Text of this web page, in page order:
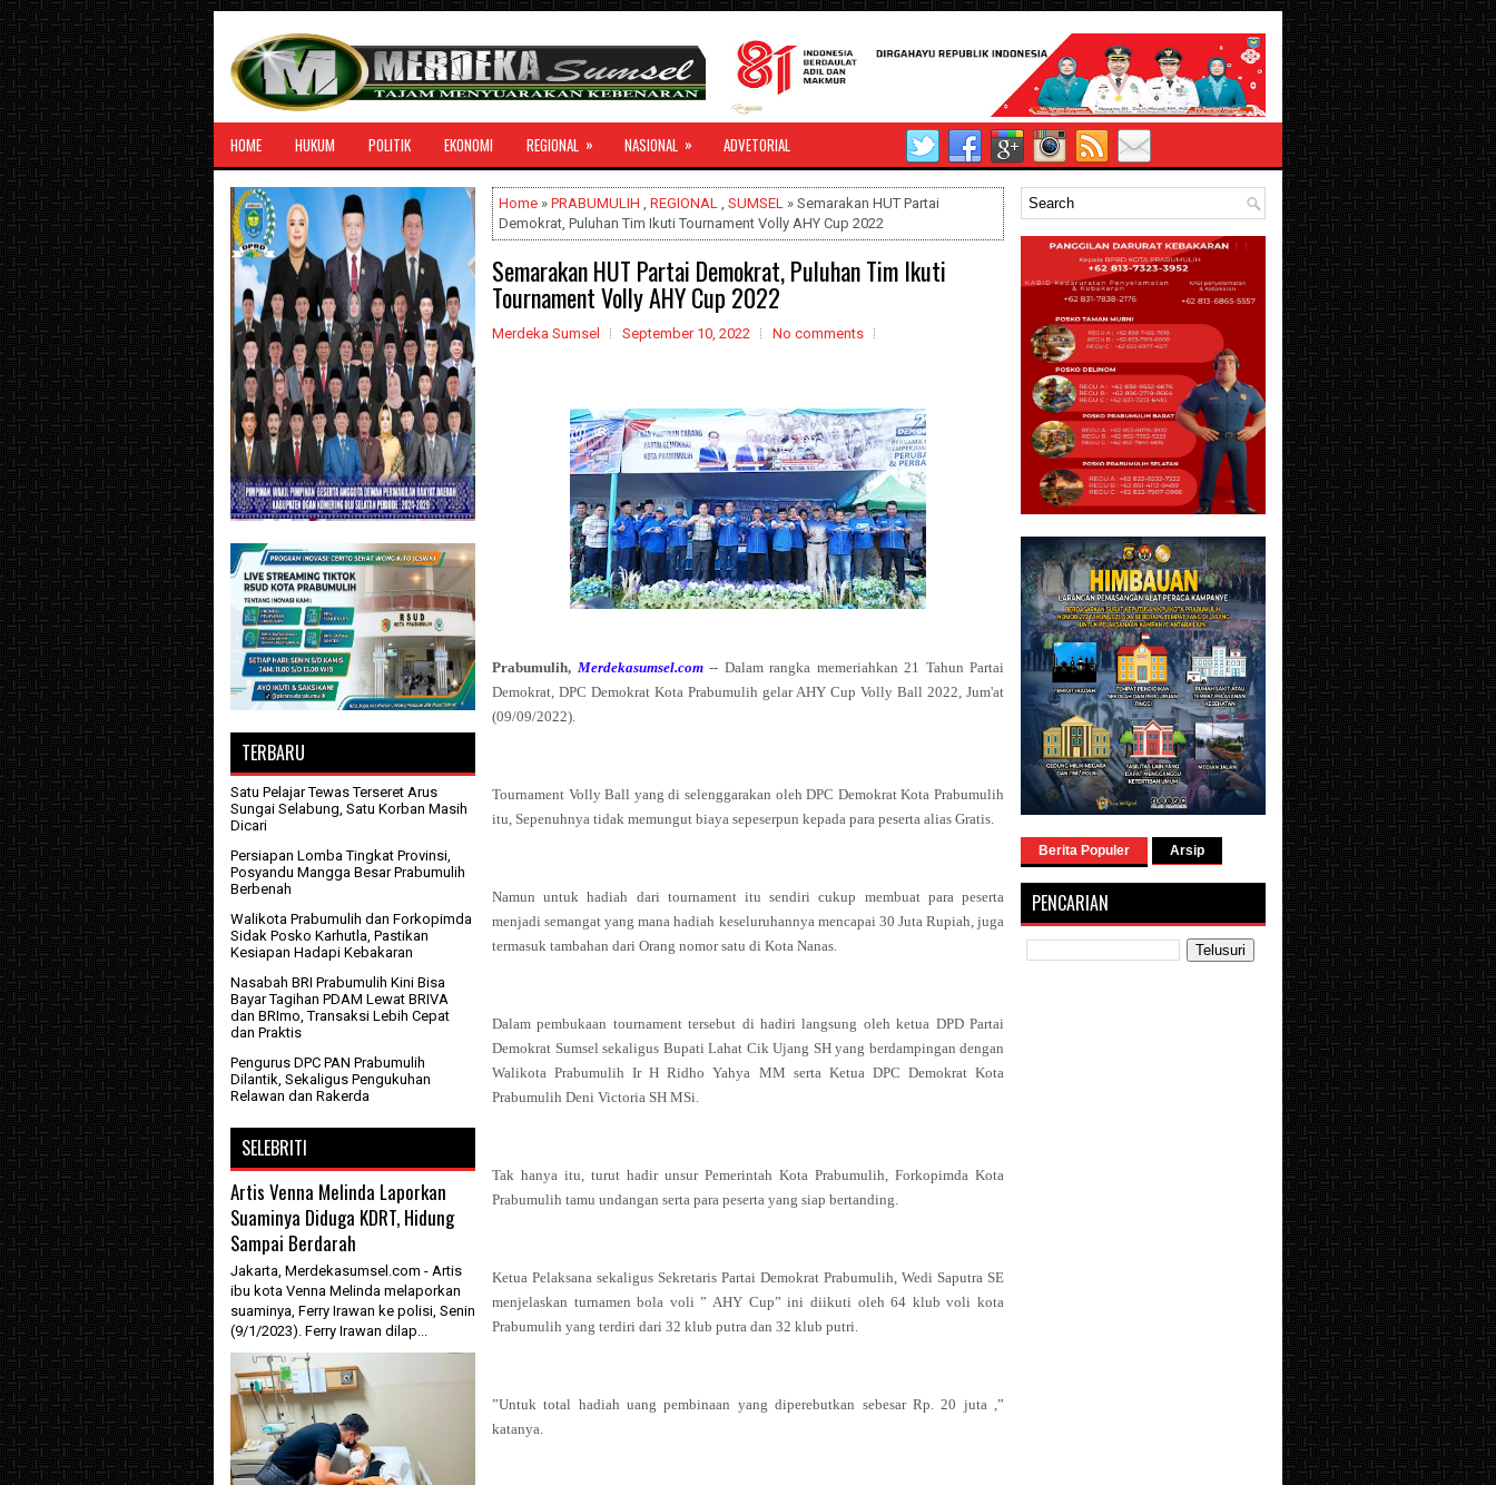
HOME HUKUM POLITIK EKONOMI REGIONAL » NASIONAL » ADVETORIAL
Home » PRABUMULIH , REGIONAL , SUMSEL » Semarakan HUT Partai
Demokrat, Puluhan Tim Ikuti Tournament Volly AHY Cup 2022
Semarakan HUT Partai Demokrat, Puluhan Tim Ikuti
Tournament Volly AHY Cup 2022
Merdeka Sumsel September 10, 2022 No comments
Prabumulih, Merdekasumsel.com-- Dalam rangka memeriahkan 21 Tahun Partai
Demokrat, DPC Demokrat Kota Prabumulih gelar AHY Cup Volly Ball 2022, Jum'at
(09/09/2022).
Tournament Volly Ball yang di selenggarakan oleh DPC Demokrat Kota Prabumulih
itu, Sepenuhnya tidak memungut biaya sepeserpun kepada para peserta alias Gratis.
Namun untuk hadiah dari tournament itu sendiri cukup membuat para peserta
menjadi semangat yang mana hadiah keseluruhannya mencapai 30 Juta Rupiah, juga
termasuk tambahan dari Orang nomor satu di Kota Nanas.
Dalam pembukaan tournament tersebut di hadiri langsung oleh ketua DPD Partai
Demokrat Sumsel sekaligus Bupati Lahat Cik Ujang SH yang berdampingan dengan
Walikota Prabumulih Ir H Ridho Yahya MM serta Ketua DPC Demokrat Kota
Prabumulih Deni Victoria SH MSi.
Tak hanya itu, turut hadir unsur Pemerintah Kota Prabumulih, Forkopimda Kota
Prabumulih tamu undangan serta para peserta yang siap bertanding.
Ketua Pelaksana sekaligus Sekretaris Partai Demokrat Prabumulih, Wedi Saputra SE
menjelaskan turnamen bola voli ” AHY Cup” ini diikuti oleh 64 klub voli kota
Prabumulih yang terdiri dari 32 klub putra dan 32 klub putri.
”Untuk total hadiah uang pembinaan yang diperebutkan sebesar Rp. 20 juta ,”
katanya.
TERBARU
Satu Pelajar Tewas Terseret Arus
Sungai Selabung, Satu Korban Masih
Dicari
Persiapan Lomba Tingkat Provinsi,
Posyandu Mangga Besar Prabumulih
Berbenah
Walikota Prabumulih dan Forkopimda
Sidak Posko Karhutla, Pastikan
Kesiapan Hadapi Kebakaran
Nasabah BRI Prabumulih Kini Bisa
Bayar Tagihan PDAM Lewat BRIVA
dan BRImo, Transaksi Lebih Cepat
dan Praktis
Pengurus DPC PAN Prabumulih
Dilantik, Sekaligus Pengukuhan
Relawan dan Rakerda
SELEBRITI
Artis Venna Melinda Laporkan
Suaminya Diduga KDRT, Hidung
Sampai Berdarah
Jakarta, Merdekasumsel.com - Artis
ibu kota Venna Melinda melaporkan
suaminya, Ferry Irawan ke polisi, Senin
(9/1/2023). Ferry Irawan dilap...
Berita Populer Arsip
PENCARIAN